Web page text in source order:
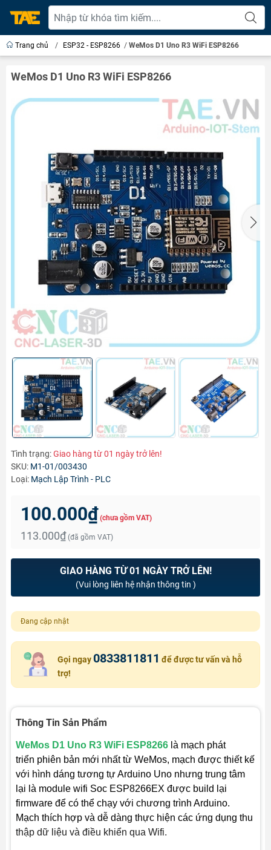
Trang chủ / ESP32 - ESP8266 / WeMos D1 Uno R3 WiFi ESP8266
WeMos D1 Uno R3 WiFi ESP8266
Tình trạng:Giao hàng từ 01 ngày trở lên!
SKU: M1-01/003430
Loại: Mạch Lập Trình - PLC
100.000₫ (chưa gồm VAT)
113.000₫ (đã gồm VAT)
GIAO HÀNG TỪ 01 NGÀY TRỞ LÊN!
(Vui lòng liên hệ nhận thông tin )
Đang cập nhật
Gọi ngay 0833811811 để được tư vấn và hỗ
trợ!
Thông Tin Sản Phẩm
WeMos D1 Uno R3 WiFi ESP8266 là mạch phát
triển phiên bản mới nhất từ WeMos, mạch được thiết kế
với hình dáng tương tự Arduino Uno nhưng trung tâm
lại là module wifi Soc ESP8266EX được build lại
firmware để có thể chạy với chương trình Arduino.
Mạch thích hợp và dễ dàng thực hiện các ứng dụng thu
thập dữ liệu và điều khiển qua Wifi.